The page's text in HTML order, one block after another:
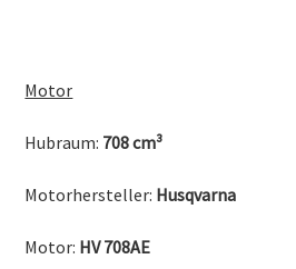
Motor
Hubraum: 708 cm³
Motorhersteller: Husqvarna
Motor: HV 708AE